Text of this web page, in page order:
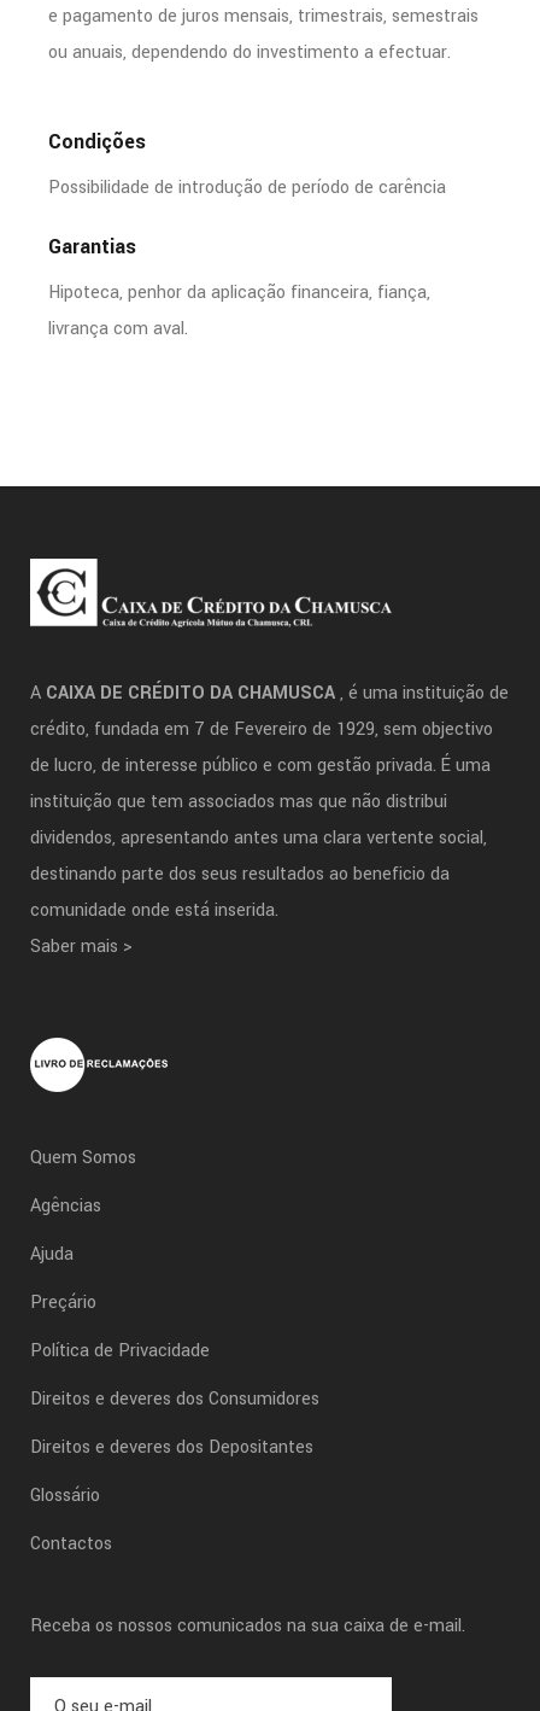
e pagamento de juros mensais, trimestrais, semestrais
ou anuais, dependendo do investimento a efectuar.
Condições
Possibilidade de introdução de período de carência
Garantias
Hipoteca, penhor da aplicação financeira, fiança,
livrança com aval.
A CAIXA DE CRÉDITO DA CHAMUSCA, é uma instituição de
crédito, fundada em 7 de Fevereiro de 1929, sem objectivo
de lucro, de interesse público e com gestão privada. É uma
instituição que tem associados mas que não distribui
dividendos, apresentando antes uma clara vertente social,
destinando parte dos seus resultados ao beneficio da
comunidade onde está inserida.
Saber mais >
Quem Somos
Agências
Ajuda
Preçário
Política de Privacidade
Direitos e deveres dos Consumidores
Direitos e deveres dos Depositantes
Glossário
Contactos
Receba os nossos comunicados na sua caixa de e-mail.